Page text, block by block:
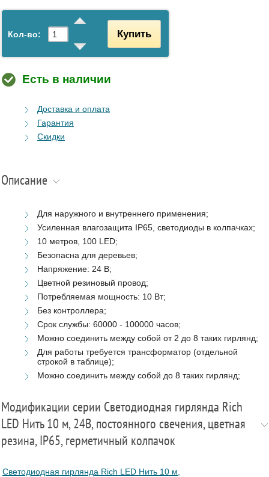
Кол-во: Купить
Есть в наличии
Доставка и оплата
Гарантия
Скидки
Описание
Для наружного и внутреннего применения;
Усиленная влагозащита IP65, светодиоды в колпачках;
10 метров, 100 LED;
Безопасна для деревьев;
Напряжение: 24 В;
Цветной резиновый провод;
Потребляемая мощность: 10 Вт;
Без контроллера;
Срок службы: 60000 - 100000 часов;
Можно соединить между собой от 2 до 8 таких гирлянд;
Для работы требуется трансформатор (отдельной
строкой в таблице);
Можно соединить между собой до 8 таких гирлянд;
Модификации серии Светодиодная гирлянда Rich
LED Нить 10 м, 24В, постоянного свечения, цветная
резина, IP65, герметичный колпачок
Светодиодная гирлянда Rich LED Нить 10 м,